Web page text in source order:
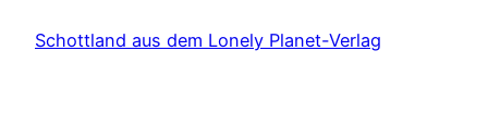
Schottland aus dem Lonely Planet-Verlag